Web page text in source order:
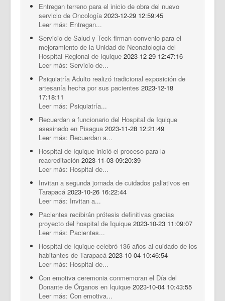
Entregan terreno para el inicio de obra del nuevo
servicio de Oncología 2023-12-29 12:59:45
Leer más: Entregan...
Servicio de Salud y Teck firman convenio para el
mejoramiento de la Unidad de Neonatología del
Hospital Regional de Iquique 2023-12-29 12:47:16
Leer más: Servicio de...
Psiquiatría Adulto realizó tradicional exposición de
artesanía hecha por sus pacientes 2023-12-18
17:18:11
Leer más: Psiquiatría...
Recuerdan a funcionario del Hospital de Iquique
asesinado en Pisagua 2023-11-28 12:21:49
Leer más: Recuerdan a...
Hospital de Iquique inició el proceso para la
reacreditación 2023-11-03 09:20:39
Leer más: Hospital de...
Invitan a segunda jornada de cuidados paliativos en
Tarapacá 2023-10-26 16:22:44
Leer más: Invitan a...
Pacientes recibirán prótesis definitivas gracias
proyecto del hospital de Iquique 2023-10-23 11:09:07
Leer más: Pacientes...
Hospital de Iquique celebró 136 años al cuidado de los
habitantes de Tarapacá 2023-10-04 10:46:54
Leer más: Hospital de...
Con emotiva ceremonia conmemoran el Día del
Donante de Órganos en Iquique 2023-10-04 10:43:55
Leer más: Con emotiva...